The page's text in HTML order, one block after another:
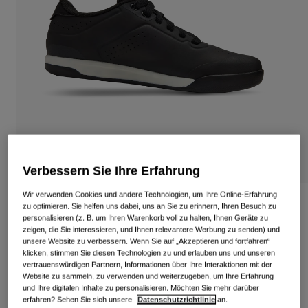
Schuhe
Rennrad Schuhe
Rennrad Bekleidung
Mountainbike Bekleidung
Alle anzeigen
Schutzbrillen
Ersatzgläser
Alle anzeigen
Kinder
Helme
Schutzbrillen
Latch Schuh
Artikelnr.39104
164,99 €
Verbessern Sie Ihre Erfahrung
Wir verwenden Cookies und andere Technologien, um Ihre Online-Erfahrung
zu optimieren. Sie helfen uns dabei, uns an Sie zu erinnern, Ihren Besuch zu
personalisieren (z. B. um Ihren Warenkorb voll zu halten, Ihnen Geräte zu
zeigen, die Sie interessieren, und Ihnen relevantere Werbung zu senden) und
unsere Website zu verbessern. Wenn Sie auf „Akzeptieren und fortfahren“
klicken, stimmen Sie diesen Technologien zu und erlauben uns und unseren
vertrauenswürdigen Partnern, Informationen über Ihre Interaktionen mit der
Website zu sammeln, zu verwenden und weiterzugeben, um Ihre Erfahrung
und Ihre digitalen Inhalte zu personalisieren. Möchten Sie mehr darüber
erfahren? Sehen Sie sich unsere
Datenschutzrichtlinie an.